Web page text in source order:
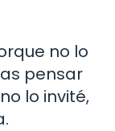
no lo
pensar
lo invité,